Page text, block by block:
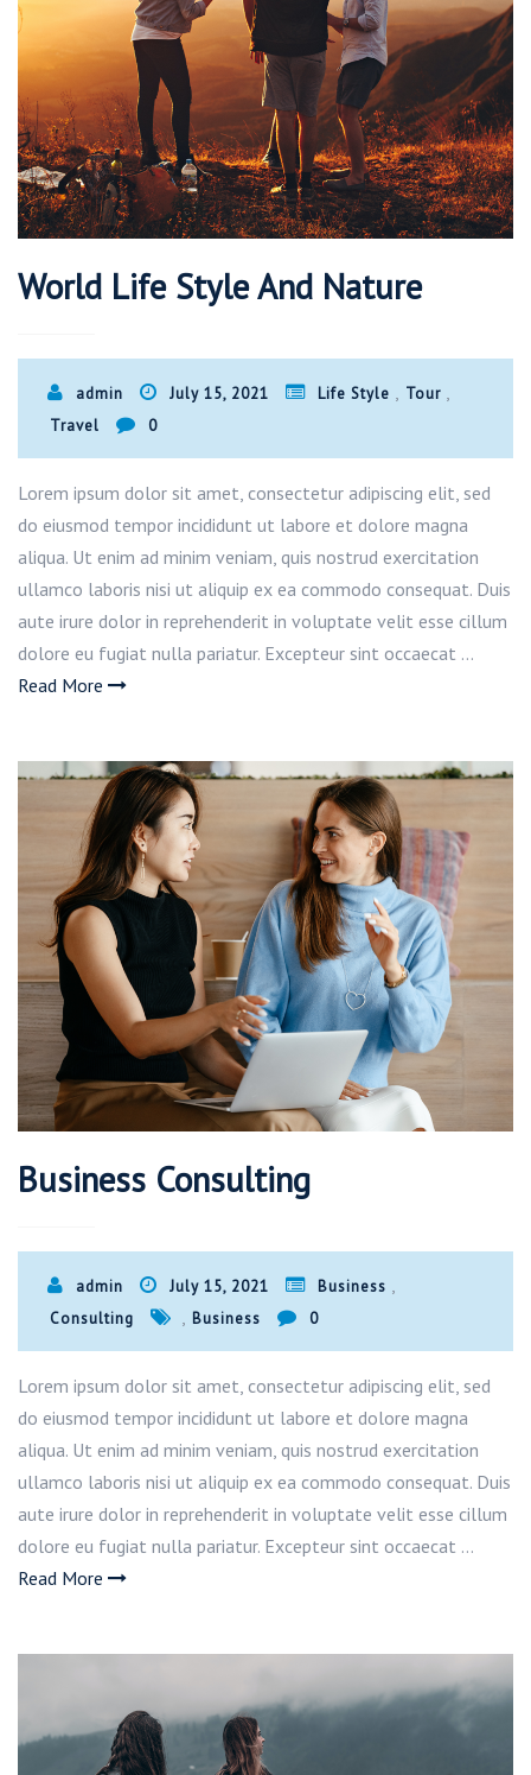
World Life Style And Nature
admin July 15, 2021 Life Style , Tour ,
Travel 0
Lorem ipsum dolor sit amet, consectetur adipiscing elit, sed
do eiusmod tempor incididunt ut labore et dolore magna
aliqua. Ut enim ad minim veniam, quis nostrud exercitation
ullamco laboris nisi ut aliquip ex ea commodo consequat. Duis
aute irure dolor in reprehenderit in voluptate velit esse cillum
dolore eu fugiat nulla pariatur. Excepteur sint occaecat …
Read More
Business Consulting
admin July 15, 2021 Business
Consulting Business 0
Lorem ipsum dolor sit amet, consectetur adipiscing elit, sed
do eiusmod tempor incididunt ut labore et dolore magna
aliqua. Ut enim ad minim veniam, quis nostrud exercitation
ullamco laboris nisi ut aliquip ex ea commodo consequat. Duis
aute irure dolor in reprehenderit in voluptate velit esse cillum
dolore eu fugiat nulla pariatur. Excepteur sint occaecat …
Read More